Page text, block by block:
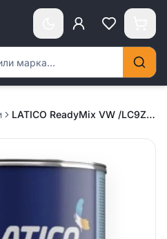
LATICO ReadyMix VW /LC9Z/ new – 1л